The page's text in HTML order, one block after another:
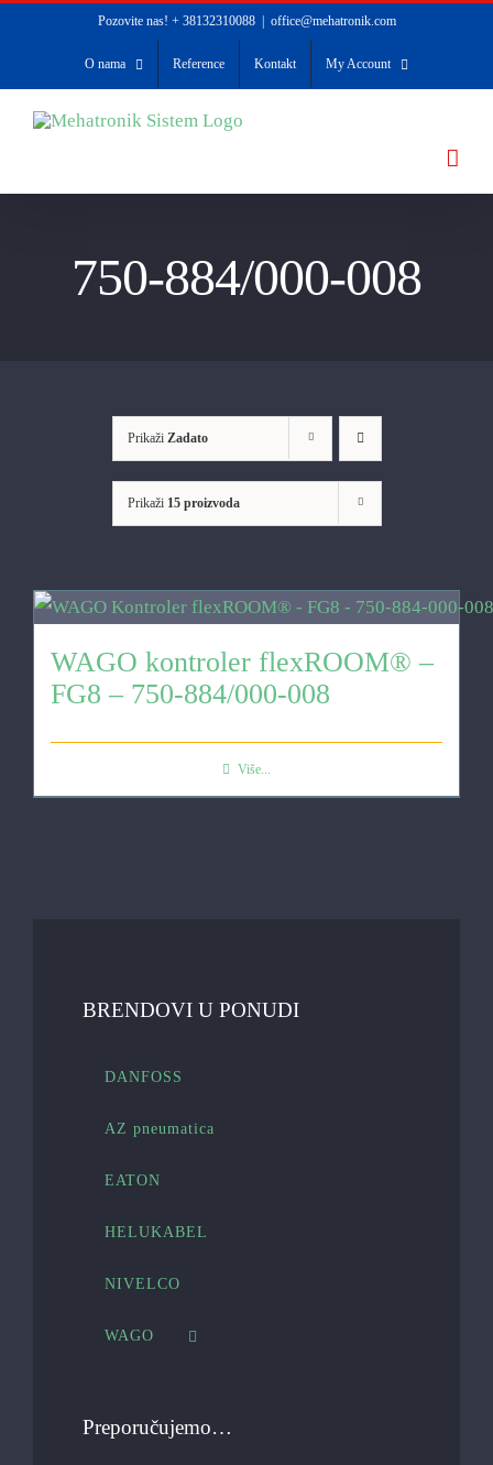
Pozovite nas! + 38132310088 office@mehatronik.com
O nama Reference Kontakt My Account
750-884/000-008
Prikaži Zadato
Prikaži 15 proizvoda
WAGO kontroler flexROOM® –
FG8 – 750-884/000-008
Više...
BRENDOVI U PONUDI
DANFOSS
AZ pneumatica
EATON
HELUKABEL
NIVELCO
WAGO
Preporučujemo…